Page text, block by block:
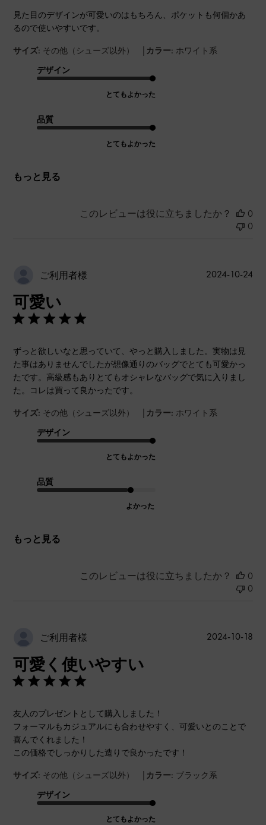
見た目のデザインが可愛いのはもちろん、ポケットも何個かあ
るので使いやすいです。
サイズ: その他（シューズ以外） | カラー: ホワイト系
デザイン
とてもよかった
品質
とてもよかった
もっと見る
このレビューは役に立ちましたか？
0
0
ご利用者様
可愛い
ずっと欲しいなと思っていて、やっと購入しました。実物は見
た事はありませんでしたが想像通りのバッグでとても可愛かっ
たです。高級感もありとてもオシャレなバッグで気に入りまし
た。コレは買って良かったです。
サイズ: その他（シューズ以外） | カラー: ホワイト系
デザイン
とてもよかった
品質
よかった
もっと見る
公
2024-10-24
このレビューは役に立ちましたか？
0
0
ご利用者様
可愛く使いやすい
友人のプレゼントとして購入しました！
フォーマルもカジュアルにも合わせやすく、可愛いとのことで
喜んでくれました！
この価格でしっかりした造りで良かったです！
サイズ: その他（シューズ以外） | カラー: ブラック系
デザイン
とてもよかった
公
2024-10-18